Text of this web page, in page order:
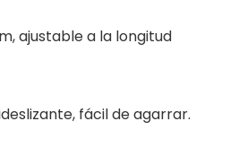
ajustable a la longitud
fácil de agarrar.